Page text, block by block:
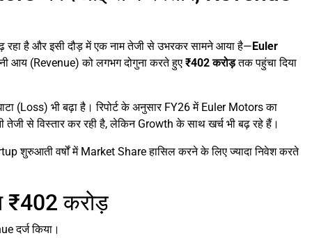
रहा है और इसी दौड़ में एक नाम तेजी से उभरकर सामने आया है— Euler
आय (Revenue) को लगभग दोगुना करते हुए ₹402 करोड़तक पहुंचा दिया
(Loss) भी बढ़ा है। रिपोर्ट के अनुसार FY26 में Euler Motors का
से विस्तार कर रही है, लेकिन Growth के साथ खर्च भी बढ़ रहे हैं।
शुरुआती वर्षों में Market Share हासिल करने के लिए ज्यादा निवेश करते
₹402 करोड़
दर्ज किया।